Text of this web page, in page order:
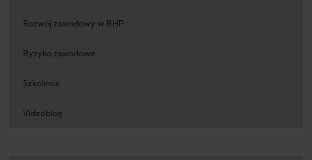
Rozwój zawodowy w BHP
Ryzyko zawodowe
Szkolenia
Videoblog